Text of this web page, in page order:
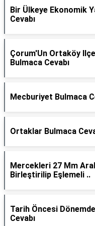
Bir Ülkeye Ekonomik
Cevabı
Çorum'Un Ortaköy
Bulmaca Cevabı
Mecburiyet Bulmaca
Ortaklar Bulmaca
Mercekleri 27 Mm
Birleştirilip Eşlemeli ..
Tarih Öncesi
Cevabı